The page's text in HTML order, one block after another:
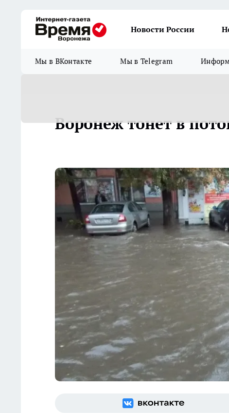
Новости России
Мы в ВКонтакте Мы в Telegram
Воронеж тонет в